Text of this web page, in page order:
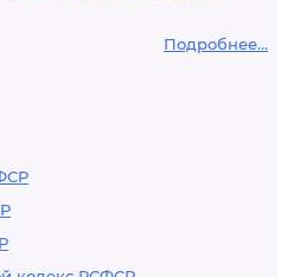
Подробнее...